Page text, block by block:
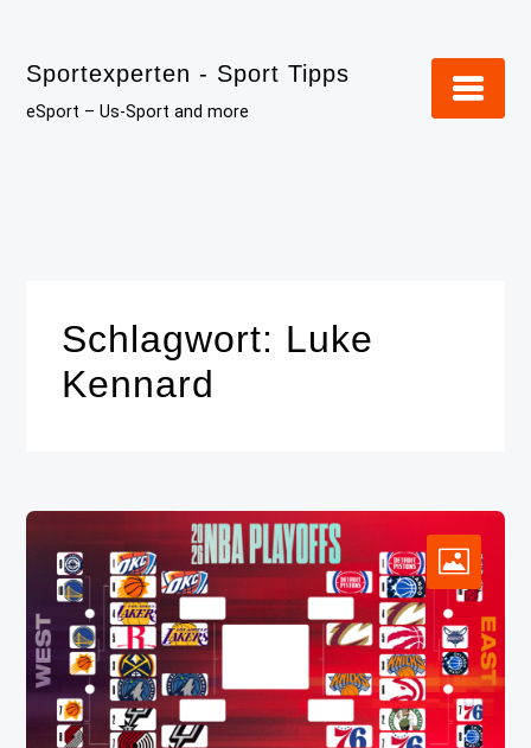
content
Sportexperten - Sport Tipps
eSport – Us-Sport and more
Schlagwort: Luke
Kennard